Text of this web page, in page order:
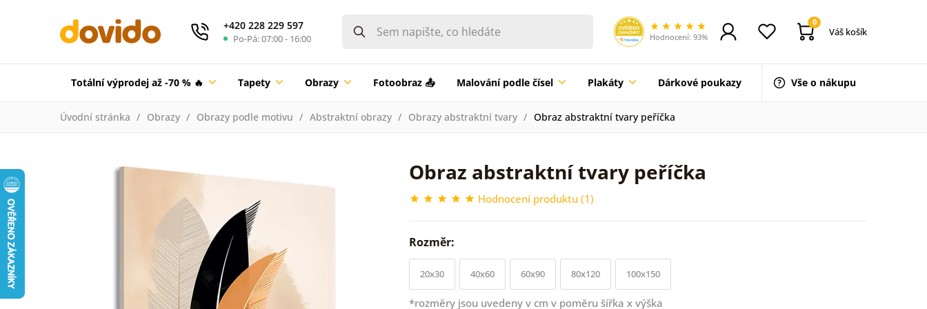
+420 228 229 597
Po-Pá: 07:00 - 16:00 Hodnocení: 93%
0
Váš košík
Totální výprodej až -70 % 🔥 Tapety Obrazy Fotoobraz 📤 Malování podle čísel Plakáty Dárkové poukazy Vše o nákupu
Úvodní stránka Obrazy Obrazy podle motivu Abstraktní obrazy Obrazy abstraktní tvary Obraz abstraktní tvary peříčka
Obraz abstraktní tvary peříčka
Hodnocení produktu (1)
Rozměr:
20x30 40x60 60x90 80x120 100x150
*rozměry jsou uvedeny v cm v poměru šířka x výška